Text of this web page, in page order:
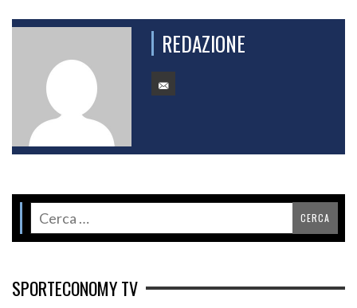
REDAZIONE
SPORTECONOMY TV